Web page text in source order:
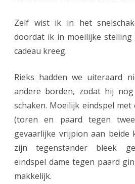
Zelf wist ik in het
doordat ik in moeilijke
cadeau kreeg.
Rieks hadden we uiteraard
andere borden, zodat hij
schaken. Moeilijk eindspel
(toren en paard tegen
gevaarlijke vrijpion aan beide
zijn tegenstander bleek
eindspel dame tegen paard
makkelijk.